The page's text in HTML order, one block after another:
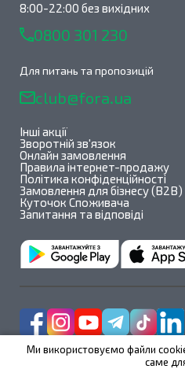
8:00-22:00 без вихідних
0800 301 230
Для питань та пропозицій
club@fora.ua
Інші акції
Зворотній зв'язок
Онлайн замовлення
Правила інтернет-продажу
Політика конфіденційності
Замовлення для бізнесу (B2B)
Куточок Споживача
Запитання та відповіді
Ми використовуємо файли
саме